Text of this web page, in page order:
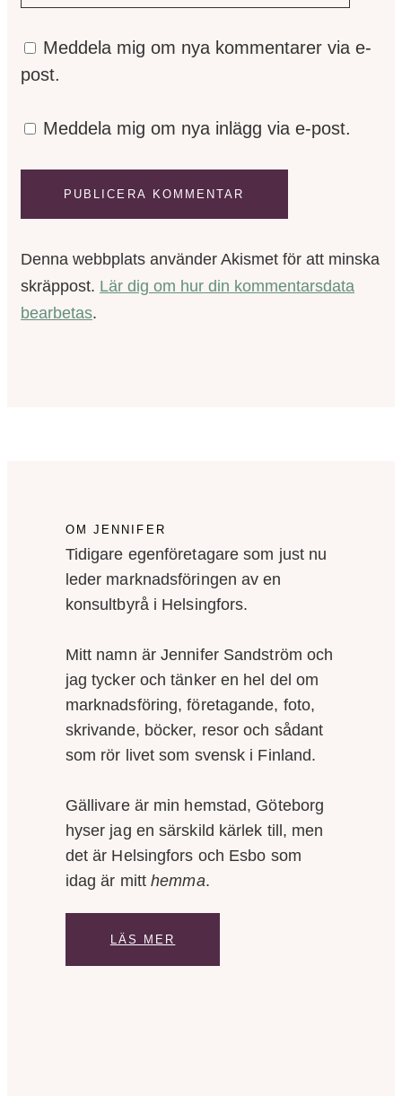
Meddela mig om nya kommentarer via e-
post.
Meddela mig om nya inlägg via e-post.
Denna webbplats använder Akismet för att minska
skräppost. Lär dig om hur din kommentarsdata
bearbetas.
OM JENNIFER
Tidigare egenföretagare som just nu
leder marknadsföringen av en
konsultbyrå i Helsingfors.
Mitt namn är Jennifer Sandström och
jag tycker och tänker en hel del om
marknadsföring, företagande, foto,
skrivande, böcker, resor och sådant
som rör livet som svensk i Finland.
Gällivare är min hemstad, Göteborg
hyser jag en särskild kärlek till, men
det är Helsingfors och Esbo som
idag är mitthemma.
LÄS MER